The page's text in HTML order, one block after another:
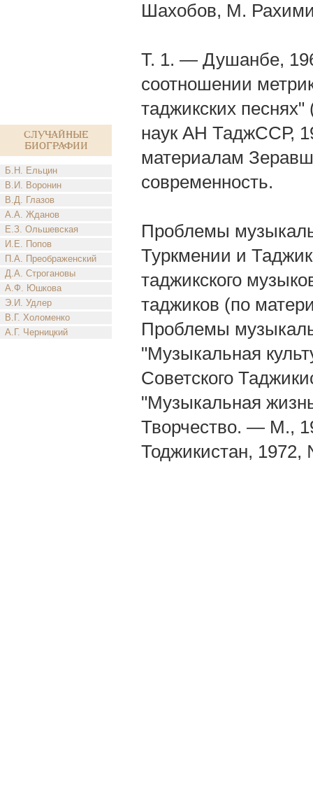
Случайные
биографии
Б.Н. Ельцин
В.И. Воронин
В.Д. Глазов
А.А. Жданов
Е.З. Ольшевская
И.Е. Попов
П.А. Преображенский
Д.А. Строгановы
А.Ф. Юшкова
Э.И. Удлер
В.Г. Холоменко
А.Г. Черницкий
Шахобов, М.
Т. 1. — Душанбе,
соотношении
таджикских
наук АН ТаджССР,
материалам
современность.
Проблемы
Туркмении и
таджикского
таджиков (по
Проблемы
"Музыкальная
Советского
"Музыкальная
Творчество. — М.,
Тоджикистан,